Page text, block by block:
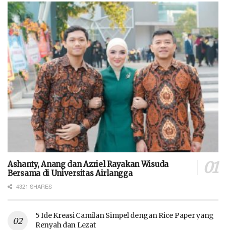
Ashanty, Anang dan Azriel Rayakan Wisuda
Bersama di Universitas Airlangga
4321 SHARES
5 Ide Kreasi Camilan Simpel dengan Rice Paper yang
Renyah dan Lezat